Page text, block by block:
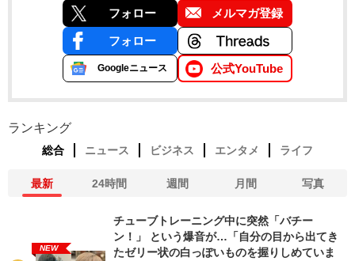
フォロー メルマガ登録
フォロー
Googleニュース 公式YouTube
ランキング
総合 ニュース ビジネス エンタメ ライフ
最新 24時間 週間 月間 写真
NEW
チューブトレーニング中に突然「バチー
ン！」 という爆音が…「自分の目から出てき
たゼリー状の白っぽいものを握りしめていま